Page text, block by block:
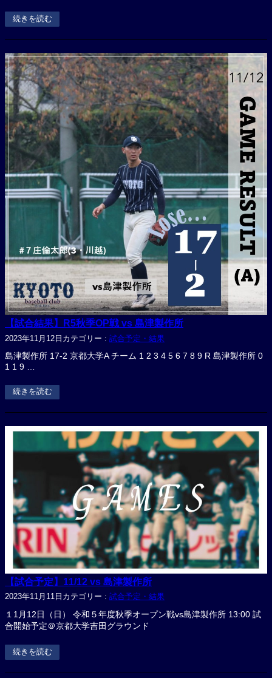
続きを読む
【試合結果】R5秋季OP戦 vs 島津製作所
2023年11月12日 カテゴリー : 試合予定・結果
島津製作所 17-2 京都大学A チーム 1 2 3 4 5 6 7 8 9 R 島津製作所 0
1 1 9 …
続きを読む
【試合予定】11/12 vs 島津製作所
2023年11月11日 カテゴリー : 試合予定・結果
１1月12日（日） 令和５年度秋季オープン戦vs島津製作所 13:00 試
合開始予定＠京都大学吉田グラウンド
続きを読む